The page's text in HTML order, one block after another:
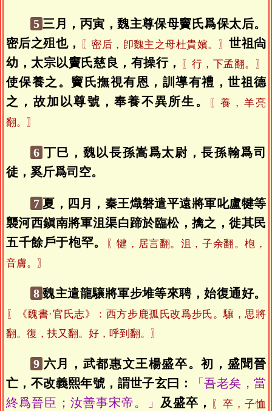
5 三月，丙寅，魏主尊保母竇氏爲保太后。
密后之殂也，
〖密后，卽魏主之母杜貴嬪。〗世祖尙
幼，太宗以竇氏慈良，有操行，
〖行，下孟翻。〗
使保養之。竇氏撫視有恩，訓導有禮，世祖德
之，故加以尊號，奉養不異所生。
〖養，羊亮
翻。〗
6 丁巳，魏以長孫嵩爲太尉，長孫翰爲司
徒，奚斤爲司空。
7 夏，四月，秦王熾磐遣平遠將軍叱盧犍等
襲河西鎭南將軍沮渠白蹄於臨松，擒之，徙其民
五千餘戶于枹罕。
〖犍，居言翻。沮，子余翻。枹，
音膚。〗
8 魏主遣龍驤將軍步堆等來聘，始復通好。
〖《魏書·官氏志》：西方步鹿孤氏改爲步氏。驤，思將
翻。復，扶又翻。好，呼到翻。〗
9 六月，武都惠文王楊盛卒。初，盛聞晉
亡，不改義熙年號，謂世子玄曰：
「吾老矣，當
終爲晉臣；汝善事宋帝。」 及盛卒，
〖卒，子恤